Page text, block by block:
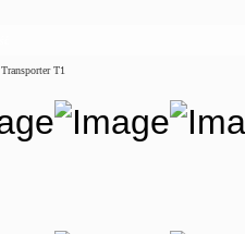
Transporter T1